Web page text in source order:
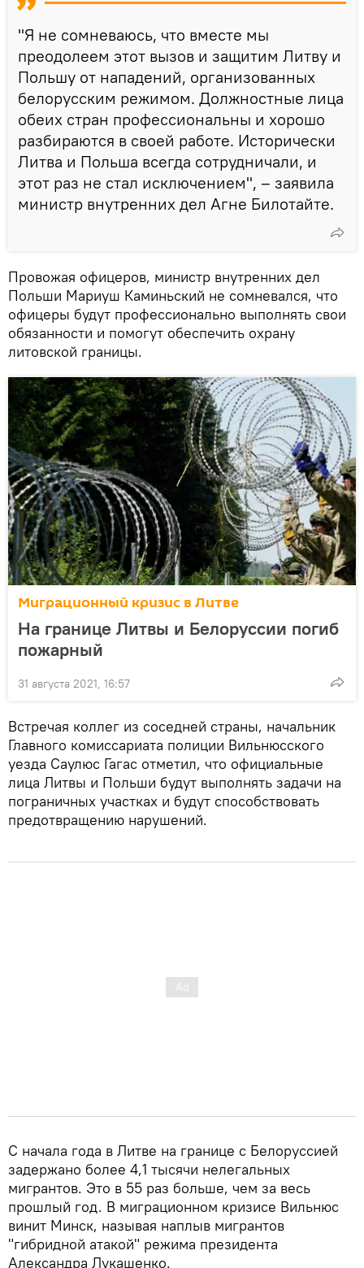
"Я не сомневаюсь, что вместе мы
преодолеем этот вызов и защитим Литву и
Польшу от нападений, организованных
белорусским режимом. Должностные лица
обеих стран профессиональны и хорошо
разбираются в своей работе. Исторически
Литва и Польша всегда сотрудничали, и
этот раз не стал исключением", – заявила
министр внутренних дел Агне Билотайте.
Провожая офицеров, министр внутренних дел
Польши Мариуш Каминьский не сомневался, что
офицеры будут профессионально выполнять свои
обязанности и помогут обеспечить охрану
литовской границы.
Миграционный кризис в Литве
На границе Литвы и Белоруссии погиб
пожарный
31 августа 2021, 16:57
Встречая коллег из соседней страны, начальник
Главного комиссариата полиции Вильнюсского
уезда Саулюс Гагас отметил, что официальные
лица Литвы и Польши будут выполнять задачи на
пограничных участках и будут способствовать
предотвращению нарушений.
С начала года в Литве на границе с Белоруссией
задержано более 4,1 тысячи нелегальных
мигрантов. Это в 55 раз больше, чем за весь
прошлый год. В миграционном кризисе Вильнюс
винит Минск, называя наплыв мигрантов
"гибридной атакой" режима президента
Александра Лукашенко.